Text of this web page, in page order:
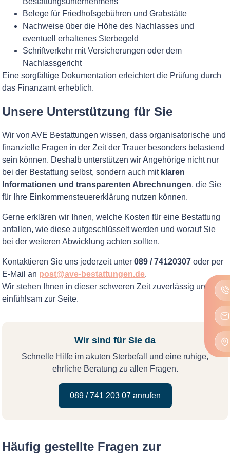
Belege für Friedhofsgebühren und Grabstätte
Nachweise über die Höhe des Nachlasses und
eventuell erhaltenes Sterbegeld
Schriftverkehr mit Versicherungen oder dem
Nachlassgericht
Eine sorgfältige Dokumentation erleichtert die Prüfung durch
das Finanzamt erheblich.
Unsere Unterstützung für Sie
Wir von AVE Bestattungen wissen, dass organisatorische und
finanzielle Fragen in der Zeit der Trauer besonders belastend
sein können. Deshalb unterstützen wir Angehörige nicht nur
bei der Bestattung selbst, sondern auch mit klaren
Informationen und transparenten Abrechnungen, die Sie
für Ihre Einkommensteuererklärung nutzen können.
Gerne erklären wir Ihnen, welche Kosten für eine Bestattung
anfallen, wie diese aufgeschlüsselt werden und worauf Sie
bei der weiteren Abwicklung achten sollten.
Kontaktieren Sie uns jederzeit unter 089 / 74120307 oder per
E-Mail an post@ave-bestattungen.de.
Wir stehen Ihnen in dieser schweren Zeit zuverlässig und
einfühlsam zur Seite.
Wir sind für Sie da
Schnelle Hilfe im akuten Sterbefall und eine ruhige,
ehrliche Beratung zu allen Fragen.
089 / 741 203 07 anrufen
Häufig gestellte Fragen zur